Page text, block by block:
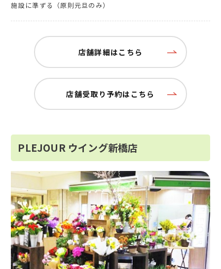
施設に準ずる（原則元旦のみ）
店舗詳細はこちら
店舗受取り予約はこちら
PLEJOUR ウイング新橋店